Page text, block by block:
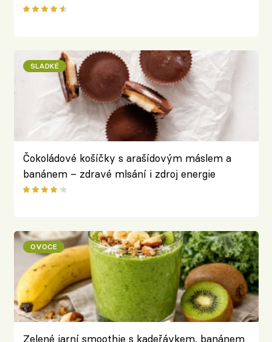
SLADKÉ
Čokoládové košíčky s arašídovým máslem a
banánem – zdravé mlsání i zdroj energie
OVOCE
Zelené jarní smoothie s kadeřávkem, banánem